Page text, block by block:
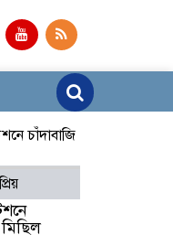
অভিযোগে মিছিল